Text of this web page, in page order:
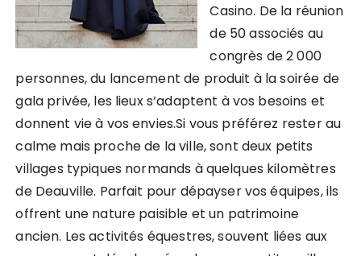
Casino. De la réunion
de 50 associés au
congrès de 2 000
personnes, du lancement de produit à la soirée de
gala privée, les lieux s’adaptent à vos besoins et
donnent vie à vos envies.Si vous préférez rester au
calme mais proche de la ville, sont deux petits
villages typiques normands à quelques kilomètres
de Deauville. Parfait pour dépayser vos équipes, ils
offrent une nature paisible et un patrimoine
ancien. Les activités équestres, souvent liées aux